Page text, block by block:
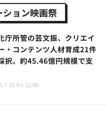
ョン映画祭
庁所管の芸文振、クリエイ
・コンテンツ人材育成21件
択。約45.46億円規模で支
Fri 12:00